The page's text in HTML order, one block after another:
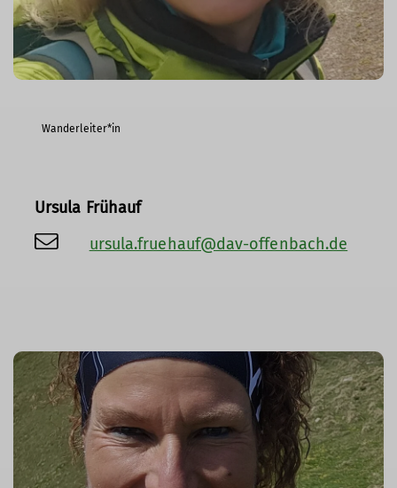
Wanderleiter*in
Ursula Frühauf
ursula.fruehauf@dav-offenbach.de